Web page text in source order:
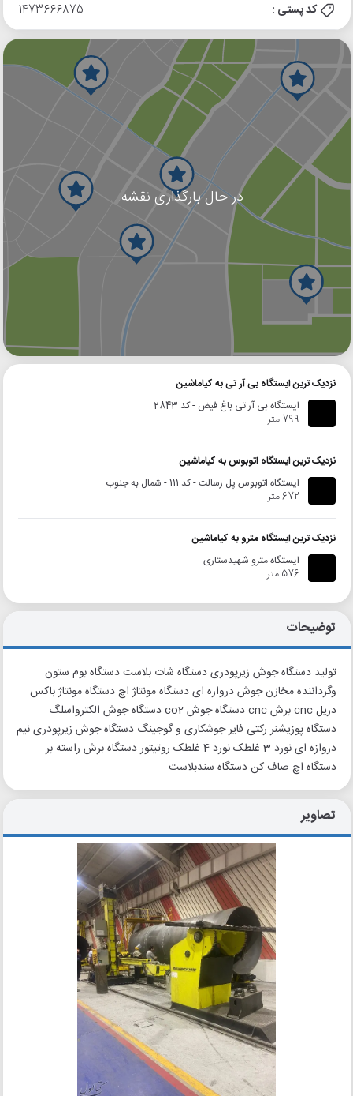
کد پستی : 1473666875
در حال بارگذاری نقشه...
گوگل
نزدیک ترین ایستگاه بی آر تی به کیاماشین
ایستگاه بی آر تی باغ فیض - کد 2843
799 متر
نزدیک ترین ایستگاه اتوبوس به کیاماشین
ایستگاه اتوبوس پل رسالت - کد 111 - شمال به جنوب
672 متر
نزدیک ترین ایستگاه مترو به کیاماشین
ایستگاه مترو شهیدستاری
576 متر
توضیحات
تولید دستگاه جوش زیرپودری دستگاه شات بلاست دستگاه بوم ستون
وگرداننده مخازن جوش دروازه ای دستگاه مونتاژ اچ دستگاه مونتاژ باکس
دریل cnc برش cnc دستگاه جوش co2 دستگاه جوش الکترواسلگ
دستگاه پوزیشنر رکتی فایر جوشکاری و گوجینگ دستگاه جوش زیرپودری نیم
دروازه ای نورد 3 غلطک نورد 4 غلطک روتیتور دستگاه برش راسته بر
دستگاه اچ صاف کن دستگاه سندبلاست
تصاویر